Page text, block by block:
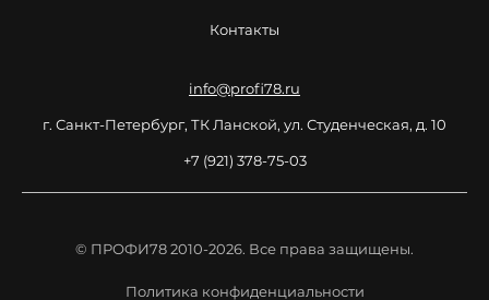
Контакты
info@profi78.ru
г. Санкт-Петербург, ТК Ланской, ул. Студенческая, д. 10
+7 (921) 378-75-03
© ПРОФИ78 2010-2026. Все права защищены.
Политика конфиденциальности